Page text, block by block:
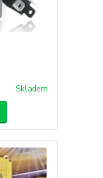
Skladem